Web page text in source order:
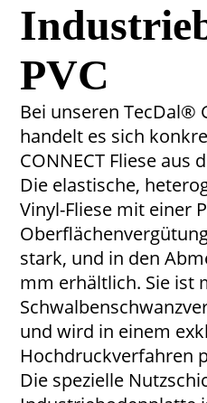
PVC
Bei unseren TecDal®
handelt es sich
CONNECT Fliese aus
Die elastische,
Vinyl-Fliese mit einer
stark, und in den
mm erhältlich. Sie ist
und wird in einem
Hochdruckverfahren
Die spezielle